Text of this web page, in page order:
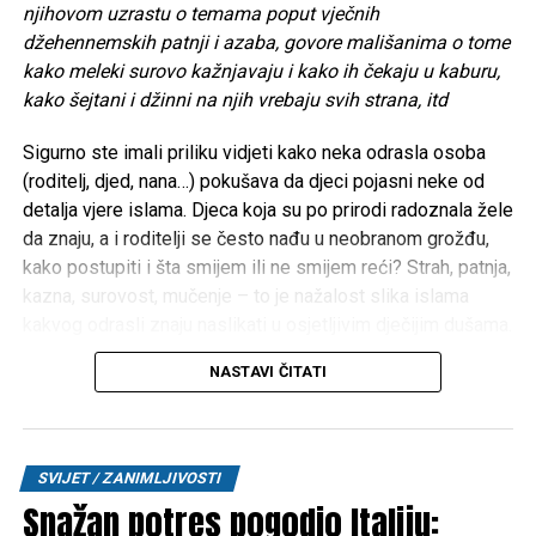
njihovom uzrastu o temama poput vječnih
džehennemskih patnji i azaba, govore mališanima o tome
kako meleki surovo kažnjavaju i kako ih čekaju u kaburu,
kako šejtani i džinni na njih vrebaju svih strana, itd
Sigurno ste imali priliku vidjeti kako neka odrasla osoba
(roditelj, djed, nana…) pokušava da djeci pojasni neke od
detalja vjere islama. Djeca koja su po prirodi radoznala žele
da znaju, a i roditelji se često nađu u neobranom grožđu,
kako postupiti i šta smijem ili ne smijem reći? Strah, patnja,
kazna, surovost, mučenje – to je nažalost slika islama
Iz iskustva poznajem roditelje koji su djecu na takav način
doslovno istraumirali. Možda zvuči čudno, ali pojedini
patnji i azaba, govore mališanima o tome kako meleki
surovo kažnjavaju i kako ih čekaju u kaburu, kako šejtani i
džinni na njih vrebaju svih strana, itd.
NASTAVI ČITATI
SVIJET / ZANIMLJIVOSTI
Snažan potres pogodio Italiju: